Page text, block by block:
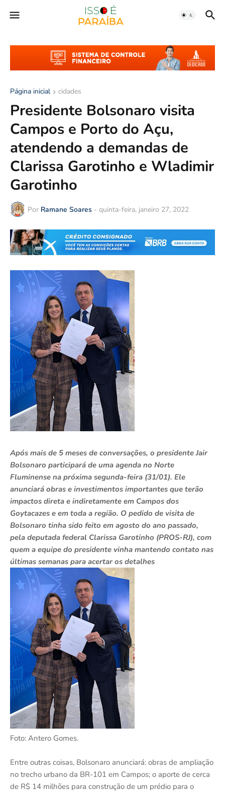
Página inicial cidades
Presidente Bolsonaro visita
Campos e Porto do Açu,
atendendo a demandas de
Clarissa Garotinho e Wladimir
Garotinho
Por Ramane Soares - quinta-feira, janeiro 27, 2022
Após mais de 5 meses de conversações, o presidente Jair
Bolsonaro participará de uma agenda no Norte
Fluminense na próxima segunda-feira (31/01). Ele
anunciará obras e investimentos importantes que terão
impactos direta e indiretamente em Campos dos
Goytacazes e em toda a região. O pedido de visita de
Bolsonaro tinha sido feito em agosto do ano passado,
pela deputada federal Clarissa Garotinho (PROS-RJ), com
quem a equipe do presidente vinha mantendo contato nas
últimas semanas para acertar os detalhes
Foto: Antero Gomes.
Entre outras coisas, Bolsonaro anunciará: obras de ampliação
no trecho urbano da BR-101 em Campos; o aporte de cerca
de R$ 14 milhões para construção de um prédio para o